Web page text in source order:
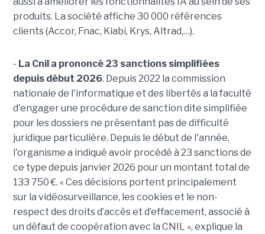
produits. La société affiche 30 000 références
clients (Accor, Fnac, Kiabi, Krys, Altrad,…).
- La Cnil a prononcé 23 sanctions simplifiées
depuis début 2026. Depuis 2022 la commission
nationale de l'informatique et des libertés a la faculté
d'engager une procédure de sanction dite simplifiée
pour les dossiers ne présentant pas de difficulté
juridique particulière. Depuis le début de l'année,
l'organisme a indiqué avoir procédé à 23 sanctions de
ce type depuis janvier 2026 pour un montant total de
133 750 €. « Ces décisions portent principalement
sur la vidéosurveillance, les cookies et le non-
respect des droits d’accès et d’effacement, associé à
un défaut de coopération avec la CNIL », explique la